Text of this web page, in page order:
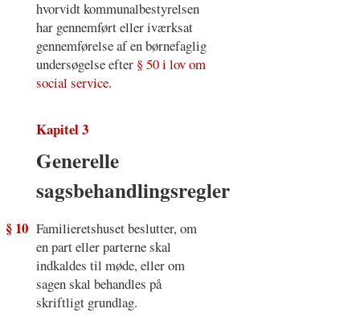
hvorvidt kommunalbestyrelsen
har gennemført eller iværksat
gennemførelse af en børnefaglig
undersøgelse efter § 50 i lov om
social service.
Kapitel 3
Generelle
sagsbehandlingsregler
§ 10 Familieretshuset beslutter, om
en part eller parterne skal
indkaldes til møde, eller om
sagen skal behandles på
skriftligt grundlag.